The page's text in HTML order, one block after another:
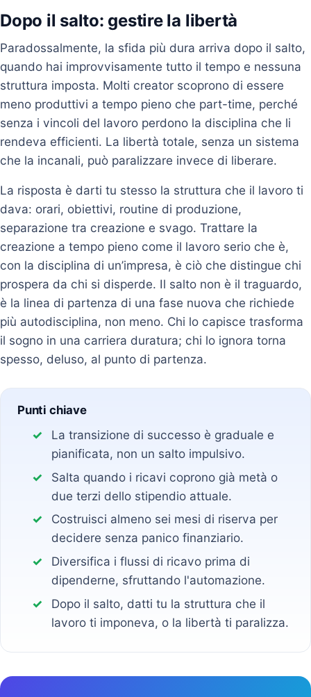
Dopo il salto: gestire la libertà
Paradossalmente, la sfida più dura arriva dopo il salto,
quando hai improvvisamente tutto il tempo e nessuna
struttura imposta. Molti creator scoprono di essere
meno produttivi a tempo pieno che part-time, perché
senza i vincoli del lavoro perdono la disciplina che li
rendeva efficienti. La libertà totale, senza un sistema
che la incanali, può paralizzare invece di liberare.
La risposta è darti tu stesso la struttura che il lavoro ti
dava: orari, obiettivi, routine di produzione,
separazione tra creazione e svago. Trattare la
creazione a tempo pieno come il lavoro serio che è,
con la disciplina di un’impresa, è ciò che distingue chi
prospera da chi si disperde. Il salto non è il traguardo,
è la linea di partenza di una fase nuova che richiede
più autodisciplina, non meno. Chi lo capisce trasforma
il sogno in una carriera duratura; chi lo ignora torna
spesso, deluso, al punto di partenza.
Punti chiave
La transizione di successo è graduale e
pianificata, non un salto impulsivo.
Salta quando i ricavi coprono già metà o
due terzi dello stipendio attuale.
Costruisci almeno sei mesi di riserva per
decidere senza panico finanziario.
Diversifica i flussi di ricavo prima di
dipenderne, sfruttando l'automazione.
Dopo il salto, datti tu la struttura che il
lavoro ti imponeva, o la libertà ti paralizza.